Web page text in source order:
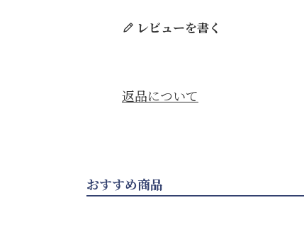
レビューを書く
返品について
おすすめ商品